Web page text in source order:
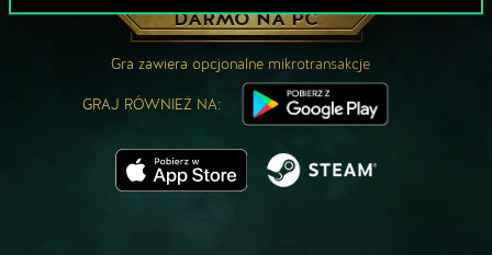
DARMO NA PC
Gra zawiera opcjonalne mikrotransakcje
GRAJ RÓWNIEŻ NA: